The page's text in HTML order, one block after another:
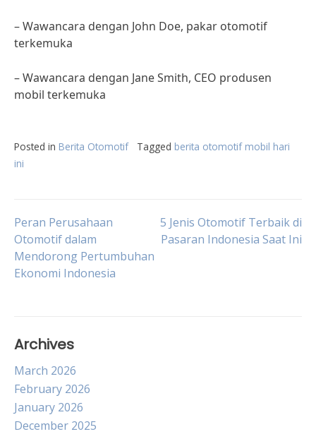
– Wawancara dengan John Doe, pakar otomotif
terkemuka
– Wawancara dengan Jane Smith, CEO produsen
mobil terkemuka
Posted in Berita Otomotif Tagged berita otomotif mobil hari
ini
Post
navigation
Peran Perusahaan
Otomotif dalam
Mendorong Pertumbuhan
Ekonomi Indonesia
5 Jenis Otomotif Terbaik di
Pasaran Indonesia Saat Ini
Archives
March 2026
February 2026
January 2026
December 2025